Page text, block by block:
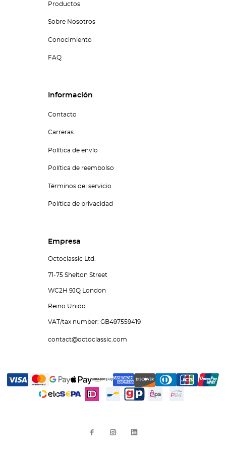
Productos
Sobre Nosotros
Conocimiento
FAQ
Información
Contacto
Carreras
Política de envío
Política de reembolso
Términos del servicio
Política de privacidad
Empresa
Octoclassic Ltd.
71-75 Shelton Street
WC2H 9JQ London
Reino Unido
VAT/tax number: GB497559419
contact@octoclassic.com